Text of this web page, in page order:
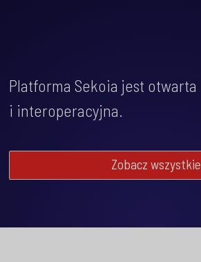
Platforma Sekoia jest otwarta
i interoperacyjna.
Zobacz wszystkie